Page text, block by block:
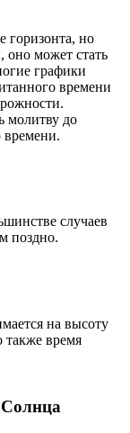
горизонта, но
оно может стать
графики
времени
молитву до
времени.
случаев
поздно.
на высоту
также время
Солнца